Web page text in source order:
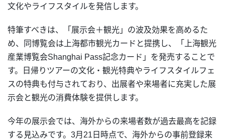
文化やライフスタイルを発信します。
特筆すべきは、「展示会＋観光」の波及効果を高めるた
め、同博覧会は上海都市観光カードと提携し、「上海観光
産業博覧会Shanghai Pass記念カード」を発売することで
す。日帰りツアーの文化・観光特典やライフスタイルフェ
スの特典も付与されており、出展者や来場者に充実した展
示会と観光の消費体験を提供します。
今年の展示会では、海外からの来場者数が過去最高を記録
する見込みです。3月21日時点で、海外からの事前登録来